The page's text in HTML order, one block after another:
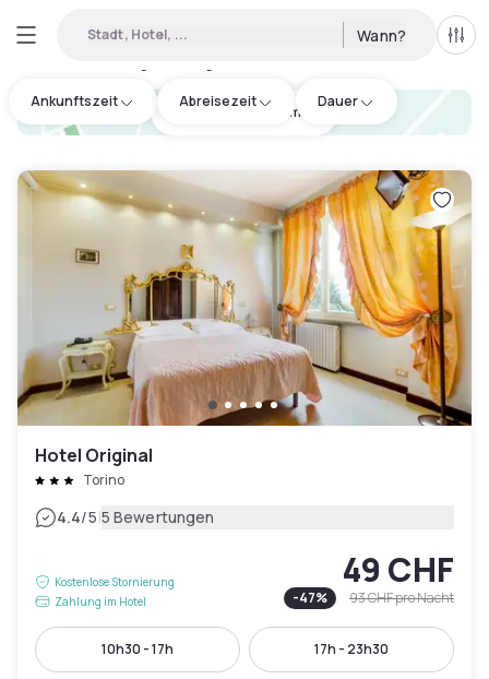
Stadt, Hotel, ... Wann? Alle
Ankunftszeit Abreisezeit Dauer
hotel.cta.view_map
Hotel Original
Torino
4.4/5|5 Bewertungen
Kostenlose Stornierung
Zahlung im Hotel
49 CHF
-47% 93 CHFpro Nacht
10h30 - 17h 17h - 23h30